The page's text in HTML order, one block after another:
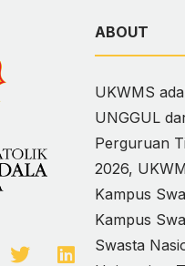
ABOUT
UKWMS
UNGGUL
Perguruan
2026,
Kampus
Kampus
Swasta